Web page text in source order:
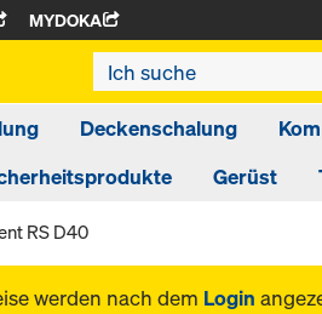
MYDOKA
Deckenschalung
Gerüst
RS D40
werden nach dem Login